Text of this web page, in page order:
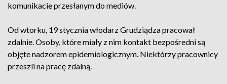
komunikacie przesłanym do mediów.
Od wtorku, 19 stycznia włodarz Grudziądza pracował
zdalnie. Osoby, które miały z nim kontakt bezpośredni są
objęte nadzorem epidemiologicznym. Niektórzy pracownicy
przeszli na pracę zdalną.